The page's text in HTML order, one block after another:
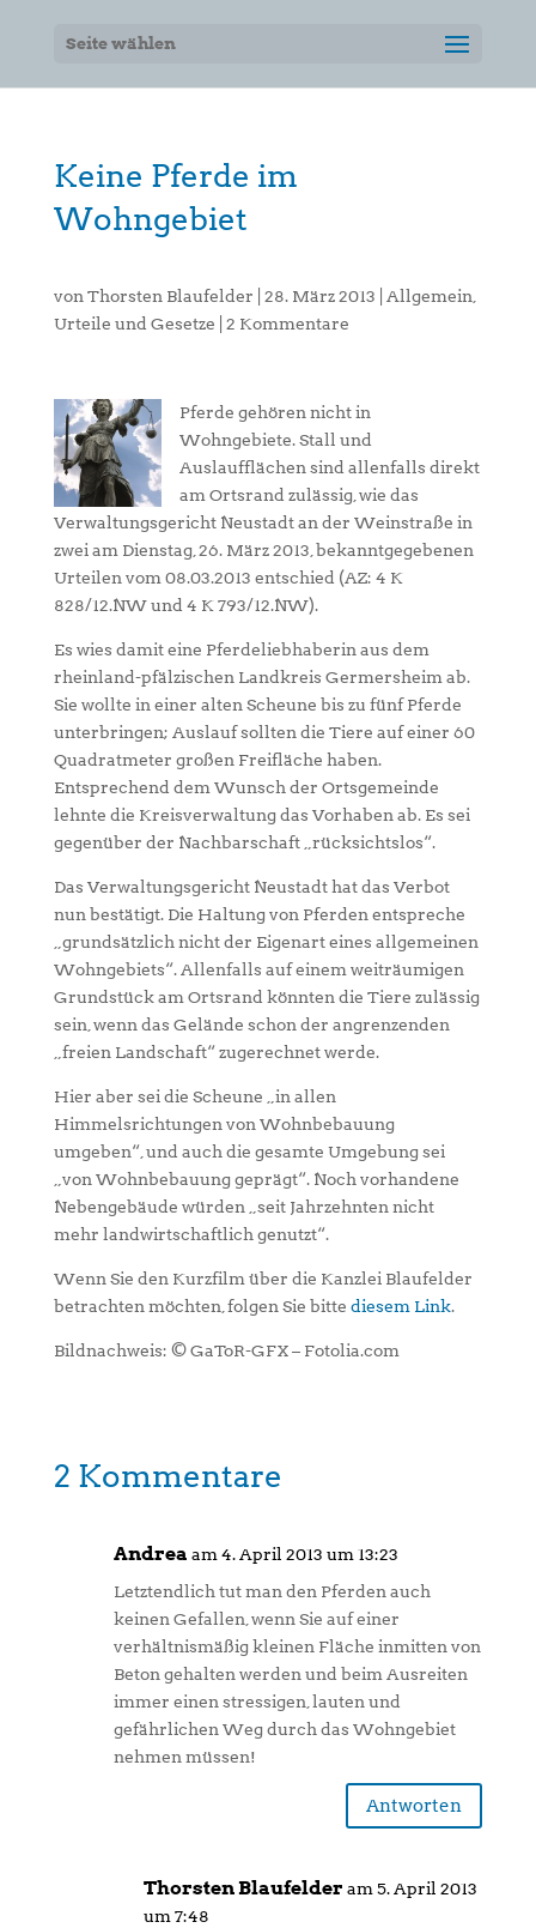
Seite wählen
Keine Pferde im
Wohngebiet
von Thorsten Blaufelder 28. März 2013 Allgemein
Urteile und Gesetze
2 Kommentare
Pferde gehören nicht in
Wohngebiete. Stall und
Auslaufflächen sind allenfalls direkt
am Ortsrand zulässig, wie das
Verwaltungsgericht Neustadt an der Weinstraße in
zwei am Dienstag, 26. März 2013, bekanntgegebenen
Urteilen vom 08.03.2013 entschied (AZ: 4 K
828/12.NW und 4 K 793/12.NW).
Es wies damit eine Pferdeliebhaberin aus dem
rheinland-pfälzischen Landkreis Germersheim ab.
Sie wollte in einer alten Scheune bis zu fünf Pferde
unterbringen; Auslauf sollten die Tiere auf einer 60
Quadratmeter großen Freifläche haben.
Entsprechend dem Wunsch der Ortsgemeinde
lehnte die Kreisverwaltung das Vorhaben ab. Es sei
gegenüber der Nachbarschaft „rücksichtslos“.
Das Verwaltungsgericht Neustadt hat das Verbot
nun bestätigt. Die Haltung von Pferden entspreche
„grundsätzlich nicht der Eigenart eines allgemeinen
Wohngebiets“. Allenfalls auf einem weiträumigen
Grundstück am Ortsrand könnten die Tiere zulässig
sein, wenn das Gelände schon der angrenzenden
„freien Landschaft“ zugerechnet werde.
Hier aber sei die Scheune „in allen
Himmelsrichtungen von Wohnbebauung
umgeben“, und auch die gesamte Umgebung sei
„von Wohnbebauung geprägt“. Noch vorhandene
Nebengebäude würden „seit Jahrzehnten nicht
mehr landwirtschaftlich genutzt“.
Wenn Sie den Kurzfilm über die Kanzlei Blaufelder
betrachten möchten, folgen Sie bitte diesem Link.
Bildnachweis: © GaToR-GFX – Fotolia.com
2 Kommentare
Andrea am 4. April 2013 um 13:23
Letztendlich tut man den Pferden auch
keinen Gefallen, wenn Sie auf einer
verhältnismäßig kleinen Fläche inmitten von
Beton gehalten werden und beim Ausreiten
immer einen stressigen, lauten und
gefährlichen Weg durch das Wohngebiet
nehmen müssen!
Antworten
Thorsten Blaufelder am 5. April 2013
um 7:48